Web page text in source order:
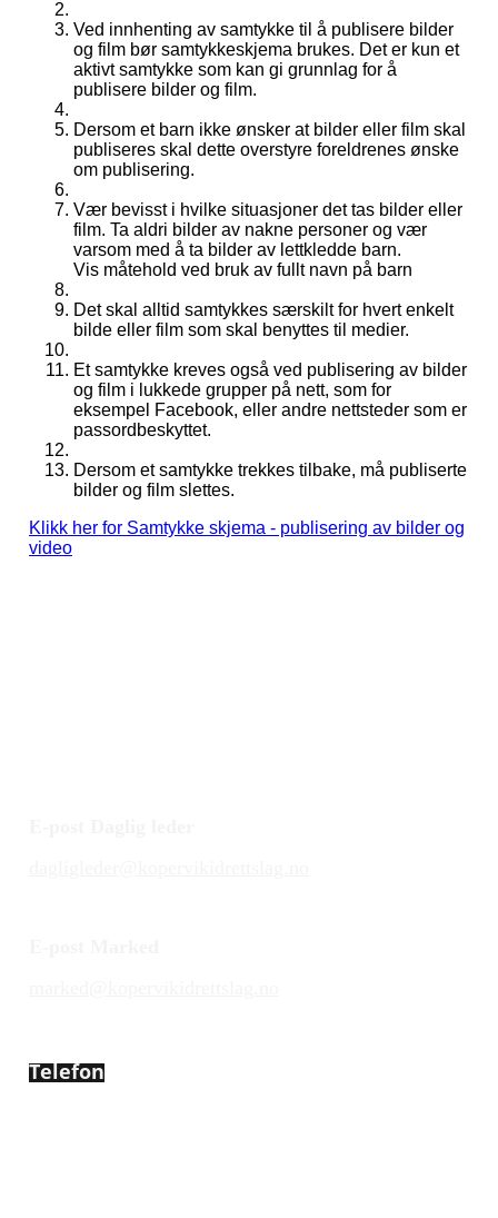
Ved innhenting av samtykke til å publisere bilder
og film bør samtykkeskjema brukes. Det er kun et
aktivt samtykke som kan gi grunnlag for å
publisere bilder og film.
Dersom et barn ikke ønsker at bilder eller film skal
publiseres skal dette overstyre foreldrenes ønske
om publisering.
Vær bevisst i hvilke situasjoner det tas bilder eller
film. Ta aldri bilder av nakne personer og vær
varsom med å ta bilder av lettkledde barn.
Vis måtehold ved bruk av fullt navn på barn
Det skal alltid samtykkes særskilt for hvert enkelt
bilde eller film som skal benyttes til medier.
Et samtykke kreves også ved publisering av bilder
og film i lukkede grupper på nett, som for
eksempel Facebook, eller andre nettsteder som er
passordbeskyttet.
Dersom et samtykke trekkes tilbake, må publiserte
bilder og film slettes.
Klikk her for Samtykke skjema - publisering av bilder og
video
Telefon